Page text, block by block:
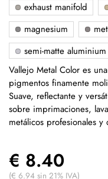
exhaust manifold
magnesium
semi-matte aluminium
Vallejo Metal Color es
pigmentos finamente
Suave, reflectante y
sobre imprimaciones,
metálicos profesionales y
€ 8.40
(€ 6.94 sin 21% IVA)